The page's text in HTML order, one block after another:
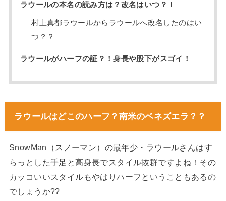
ラウールの本名の読み方は？改名はいつ？！
村上真都ラウールからラウールへ改名したのはい
つ？？
ラウールがハーフの証？！身長や股下がスゴイ！
ラウールはどこのハーフ？南米のベネズエラ？？
SnowMan（スノーマン）の最年少・ラウールさんはす
らっとした手足と高身長でスタイル抜群ですよね！その
カッコいいスタイルもやはりハーフということもあるの
でしょうか??